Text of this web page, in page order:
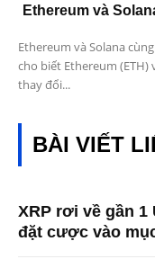
Ethereum và
Ethereum và Solana
cho biết Ethereum (ETH)
thay đổi...
BÀI VIẾT
XRP rơi về gần 1
đặt cược vào